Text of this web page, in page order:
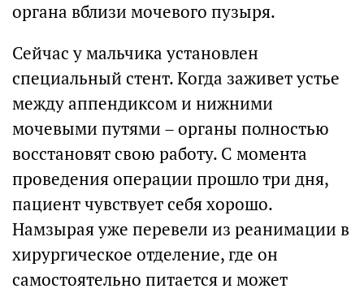
органа вблизи мочевого пузыря.
Сейчас у мальчика установлен
специальный стент. Когда заживет устье
между аппендиксом и нижними
мочевыми путями – органы полностью
восстановят свою работу. С момента
проведения операции прошло три дня,
пациент чувствует себя хорошо.
Намзырая уже перевели из реанимации в
хирургическое отделение, где он
самостоятельно питается и может